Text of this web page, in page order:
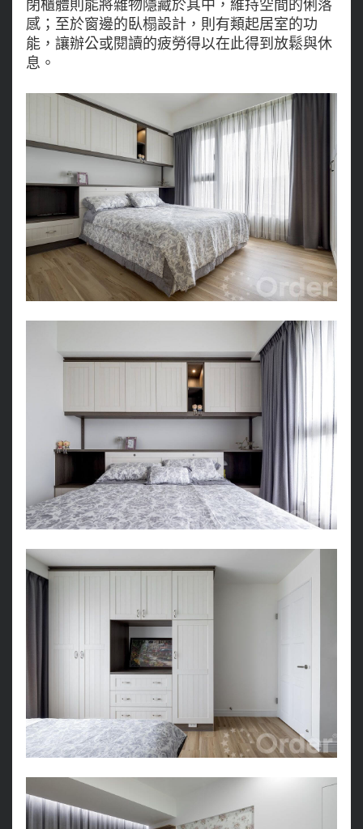
閉櫃體則能將雜物隱藏於其中，維持空間的俐落
感；至於窗邊的臥榻設計，則有類起居室的功
能，讓辦公或閱讀的疲勞得以在此得到放鬆與休
息。